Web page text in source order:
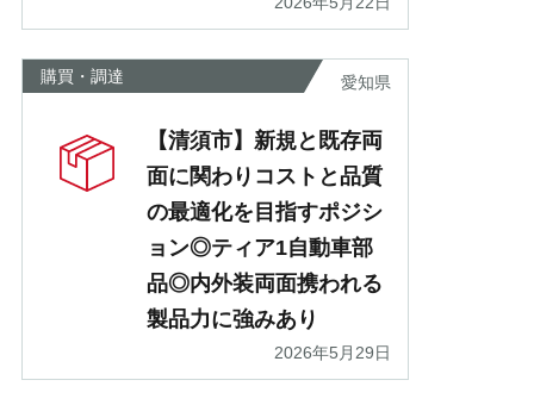
購買・調達 愛知県
【清須市】新規と既存両
面に関わりコストと品質
の最適化を目指すポジシ
ョン◎ティア1自動車部
品◎内外装両面携われる
製品力に強みあり
2026年5月29日